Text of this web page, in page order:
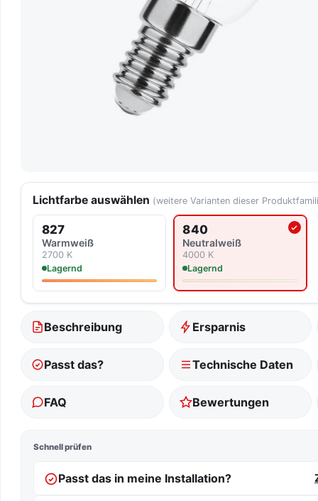
Lichtfarbe auswählen (weitere Varianten dieser
827
Warmweiß
2700 K
Lagernd
840
Neutralweiß
4000 K
Lagernd
Aktuell ausgewählte
Beschreibung Ersparnis
Passt das? Technische Daten
FAQ Bewertungen
Schnell prüfen
Passt das in meine Installation?